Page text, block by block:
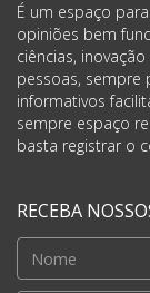
É um espaço
opiniões bem
ciências,
pessoas, sempre
informativos
sempre espaço
basta registrar o
RECEBA